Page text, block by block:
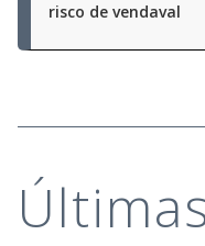
risco de vendaval